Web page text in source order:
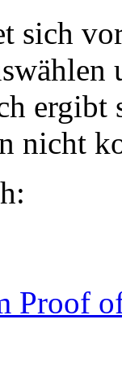
sich
nicht
Proof